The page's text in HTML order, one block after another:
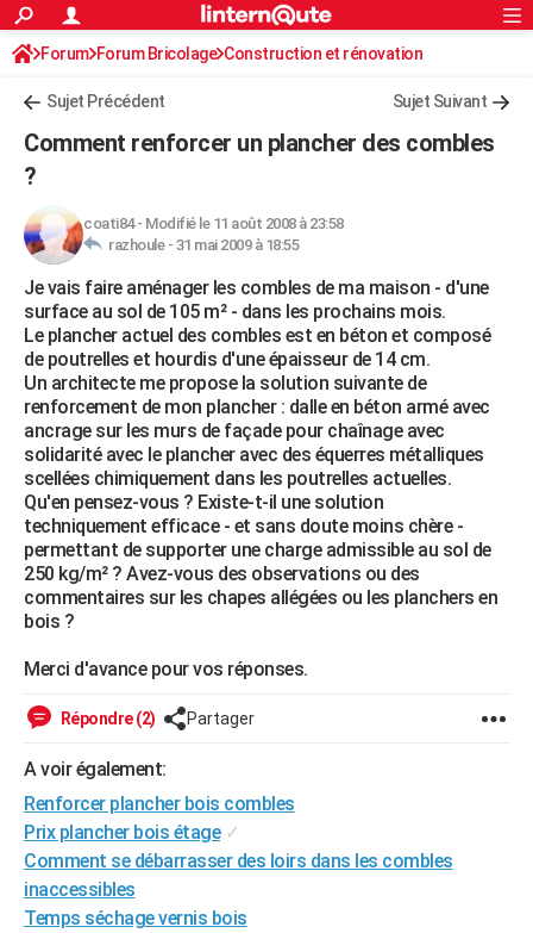
ACTUALITÉS
Politique
Société
Faits Divers
Education
Monde
Villes
+
Programme TV
TNTStreaming
Cinéma
Sorties cinéma
Musique
+FINANCE
Retraite
Impôts
Epargne
Immobilier
Risques naturels par ville
Banque
Assurance
Crédit
AUTO
Essais
Réserver un essai
Citadines
Berlines
SUV
Forum auto
HIGH-TECH
Mobiles
Meilleur smartphone
Internet
Ordinateurs
Jeux vidéo
Guide high-tech
+BRICOLAGE
Forum
Aménagement intérieur
Extérieur
Cuisine
Salle de bains
Jardinage
Rangement
WEEK-END
Guides de France
Escapades
Patrimoine
Expositions
Musées
Week-end nature
+LIFESTYLE
Art de vivre
Bien-être
Loisirs
Mode
Modes de vie
SANTE
Alimentation
Guide de la santé
Maladies
Médicaments
Sommeil
VOYAGE
Destinations
City break
Voyage nature
Voyage de noces
Forum
Climat
+PHOTO
GUIDES D'ACHAT
BONS PLANS
CARTE DE VOEUX
Dictionnaire
Biographies
Citations
Expressions
Proverbes
PROGRAMME TV
COPAINS D'AVANT
S'inscrire
Se connecter
Lycées
Collèges
Primaires
Universités
Entreprises
Service militaire
Avis de recherche
AVIS DE DÉCÈS
Rechercher
S'inscrire
Connexion
Forum Forum Bricolage Construction et rénovation
Charpente, toiture, combles
Sujet Précédent Sujet Suivant
Comment renforcer un plancher des combles
?
coati84- Modifié le 11 août 2008 à 23:58
razhoule - 31 mai 2009 à 18:55
Je vais faire aménager les combles de ma maison - d'une
surface au sol de 105 m² - dans les prochains mois.
Le plancher actuel des combles est en béton et composé
de poutrelles et hourdis d'une épaisseur de 14 cm.
Un architecte me propose la solution suivante de
renforcement de mon plancher : dalle en béton armé avec
ancrage sur les murs de façade pour chaînage avec
solidarité avec le plancher avec des équerres métalliques
scellées chimiquement dans les poutrelles actuelles.
Qu'en pensez-vous ? Existe-t-il une solution
techniquement efficace - et sans doute moins chère -
permettant de supporter une charge admissible au sol de
250 kg/m² ? Avez-vous des observations ou des
commentaires sur les chapes allégées ou les planchers en
bois ?
Merci d'avance pour vos réponses.
Répondre (2) Partager
A voir également:
Renforcer plancher bois combles
Prix plancher bois étage ✓
Comment se débarrasser des loirs dans les combles
inaccessibles
Temps séchage vernis bois